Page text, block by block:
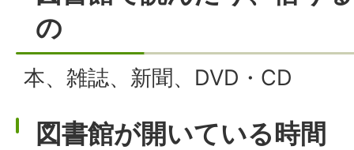
の
本、雑誌、新聞、DVD・CD
図書館が開いている時間